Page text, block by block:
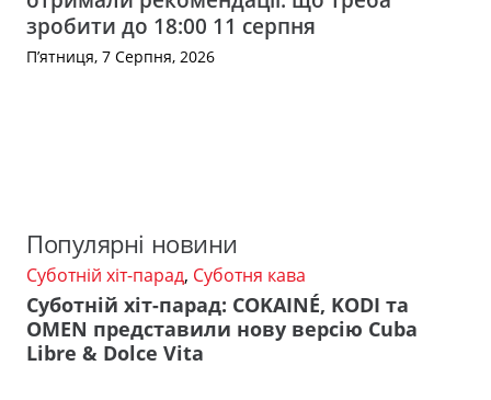
зробити до 18:00 11 серпня
П’ятниця, 7 Серпня, 2026
Популярні новини
Суботній хіт-парад, Суботня кава
Суботній хіт-парад: COKAINÉ, KODI та
OMEN представили нову версію Cuba
Libre & Dolce Vita